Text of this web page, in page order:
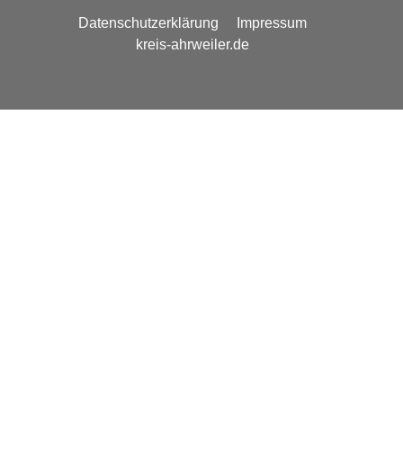
Datenschutzerklärung
Impressum
kreis-ahrweiler.de